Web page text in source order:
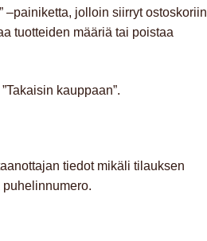
–painiketta, jolloin siirryt ostoskoriin
tuotteiden määriä tai poistaa
kauppaan”.
tiedot mikäli tilauksen